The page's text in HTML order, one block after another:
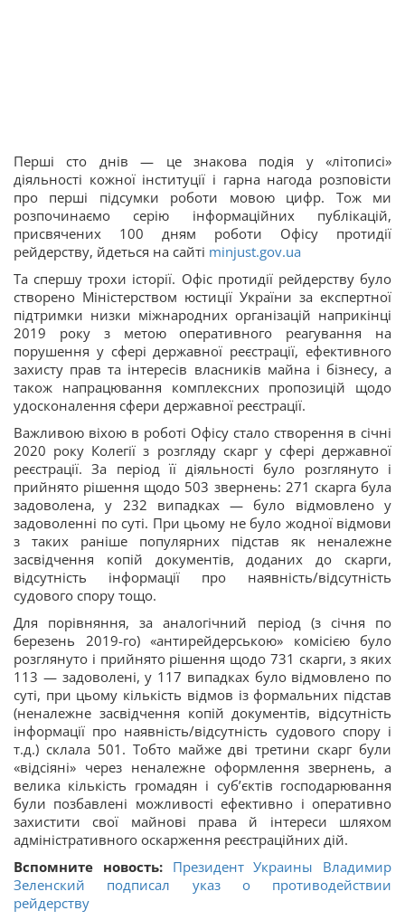
Перші сто днів — це знакова подія у «літописі»
діяльності кожної інституції і гарна нагода розповісти
про перші підсумки роботи мовою цифр. Тож ми
розпочинаємо серію інформаційних публікацій,
присвячених 100 дням роботи Офісу протидії
рейдерству, йдеться на сайті minjust.gov.ua
Та спершу трохи історії. Офіс протидії рейдерству було
створено Міністерством юстиції України за експертної
підтримки низки міжнародних організацій наприкінці
2019 року з метою оперативного реагування на
порушення у сфері державної реєстрації, ефективного
захисту прав та інтересів власників майна і бізнесу, а
також напрацювання комплексних пропозицій щодо
удосконалення сфери державної реєстрації.
Важливою віхою в роботі Офісу стало створення в січні
2020 року Колегії з розгляду скарг у сфері державної
реєстрації. За період її діяльності було розглянуто і
прийнято рішення щодо 503 звернень: 271 скарга була
задоволена, у 232 випадках — було відмовлено у
задоволенні по суті. При цьому не було жодної відмови
з таких раніше популярних підстав як неналежне
засвідчення копій документів, доданих до скарги,
відсутність інформації про наявність/відсутність
судового спору тощо.
Для порівняння, за аналогічний період (з січня по
березень 2019-го) «антирейдерською» комісією було
розглянуто і прийнято рішення щодо 731 скарги, з яких
113 — задоволені, у 117 випадках було відмовлено по
суті, при цьому кількість відмов із формальних підстав
(неналежне засвідчення копій документів, відсутність
інформації про наявність/відсутність судового спору і
т.д.) склала 501. Тобто майже дві третини скарг були
«відсіяні» через неналежне оформлення звернень, а
велика кількість громадян і суб’єктів господарювання
були позбавлені можливості ефективно і оперативно
захистити свої майнові права й інтереси шляхом
адміністративного оскарження реєстраційних дій.
Вспомните новость: Президент Украины Владимир
Зеленский подписал указ о противодействии
рейдерству